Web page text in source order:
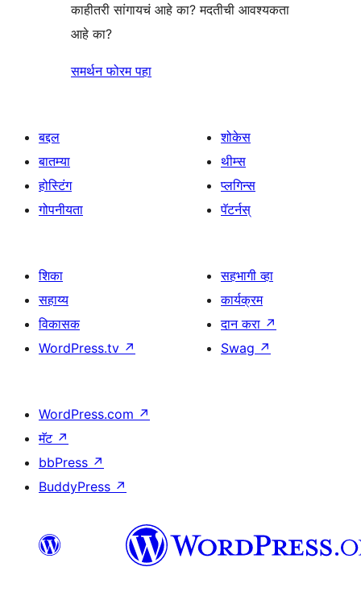
काहीतरी सांगायचं आहे का? मदतीची आवश्यकता
आहे का?
समर्थन फोरम पहा
बद्दल
बातम्या
होस्टिंग
गोपनीयता
शोकेस
थीम्स
प्लगिन्स
पॅटर्नस्
शिका
सहाय्य
विकासक
WordPress.tv ↗
सहभागी व्हा
कार्यक्रम
दान करा ↗
Swag ↗
WordPress.com ↗
मॅट ↗
bbPress ↗
BuddyPress ↗